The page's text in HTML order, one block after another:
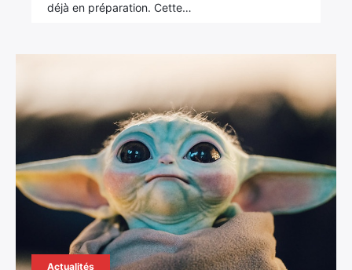
déjà en préparation. Cette…
Actualités